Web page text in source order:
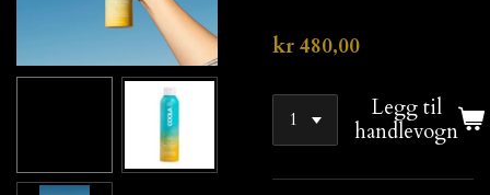
kr 480,00
Legg til
handlevogn